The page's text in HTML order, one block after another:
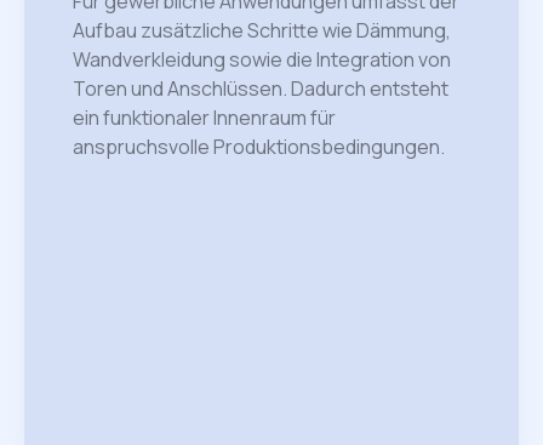
Aufbau zusätzliche Schritte wie Dämmung,
Wandverkleidung sowie die Integration von
Toren und Anschlüssen. Dadurch entsteht
ein funktionaler Innenraum für
anspruchsvolle Produktionsbedingungen.